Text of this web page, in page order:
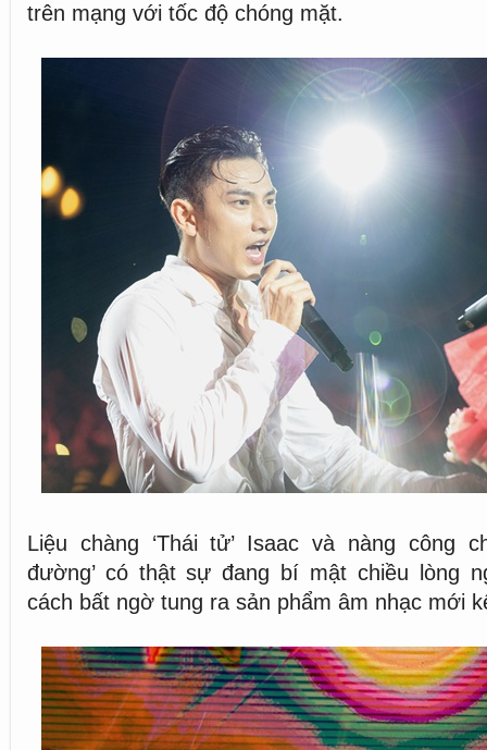
trên mạng với tốc độ chóng mặt.
Liệu chàng ‘Thái tử’ Isaac và nàng công
đường’ có thật sự đang bí mật chiều lòng
cách bất ngờ tung ra sản phẩm âm nhạc mới